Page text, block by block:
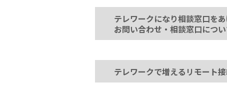
テレワークになり相談窓口を
お問い合わせ・相談窓口につ
テレワークで増えるリモート